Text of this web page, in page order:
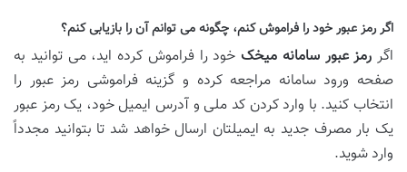
اگر رمز عبور خود را فراموش کنم، چگونه می توانم آن را بازیابی کنم؟
اگر رمز عبور سامانه میخک خود را فراموش کرده اید، می توانید به
صفحه ورود سامانه مراجعه کرده و گزینه فراموشی رمز عبور را
انتخاب کنید. با وارد کردن کد ملی و آدرس ایمیل خود، یک رمز عبور
یک بار مصرف جدید به ایمیلتان ارسال خواهد شد تا بتوانید مجدداً
وارد شوید.